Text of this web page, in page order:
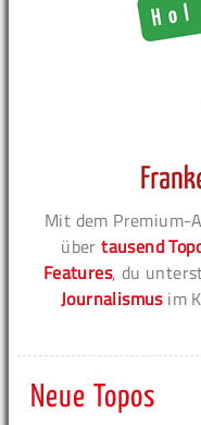
Mit dem Premium-
übertausend
Features, du
Journalismusim
Neue Topos